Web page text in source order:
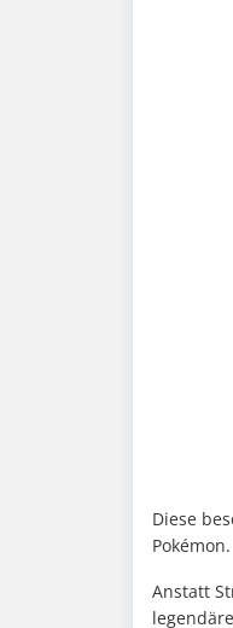
Diese
Pokémon.
Anstatt